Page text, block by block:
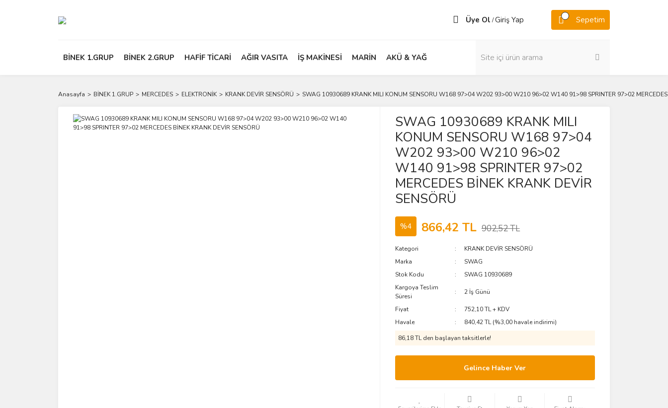
Üye Ol /Giriş Yap Sepetim
BİNEK 1.GRUP BİNEK 2.GRUP HAFİF TİCARİ AĞIR VASITA İŞ MAKİNESİ MARİN AKÜ & YAĞ
Anasayfa BİNEK 1.GRUP MERCEDES ELEKTRONİK KRANK DEVİR SENSÖRÜ SWAG 10930689 KRANK MILI KONUM SENSORU W168 97>04 W202 93>00 W210 96>02 W140 91>98 SPRINTER 97>02 MERCEDES
SWAG 10930689 KRANK MILI
KONUM SENSORU W168 97>04
W202 93>00 W210 96>02
W140 91>98 SPRINTER 97>02
MERCEDES BİNEK KRANK DEVİR
SENSÖRÜ
%4 866,42 TL 902,52 TL
Kategori
KRANK DEVİR SENSÖRÜ
Marka
SWAG
Stok Kodu
SWAG 10930689
Kargoya Teslim
Süresi
2 İş Günü
Fiyat
752,10 TL + KDV
Havale
840,42 TL (%3,00 havale indirimi)
86,18 TL den başlayan taksitlerle!
Gelince Haber Ver